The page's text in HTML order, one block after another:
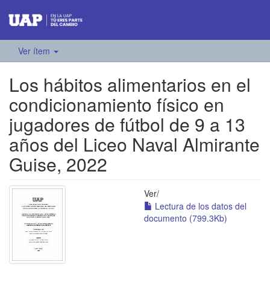
Ver ítem
Los hábitos alimentarios en el
condicionamiento físico en
jugadores de fútbol de 9 a 13
años del Liceo Naval Almirante
Guise, 2022
Ver/
Lectura de los datos del
documento (799.3Kb)